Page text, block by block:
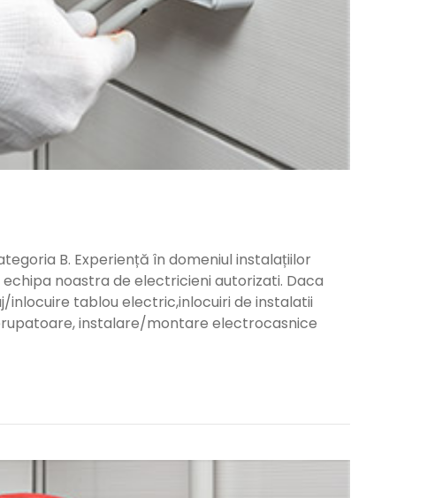
B. Experiență în domeniul instalațiilor
noastra de electricieni autorizati. Daca
tablou electric,inlocuiri de instalatii
instalare/montare electrocasnice